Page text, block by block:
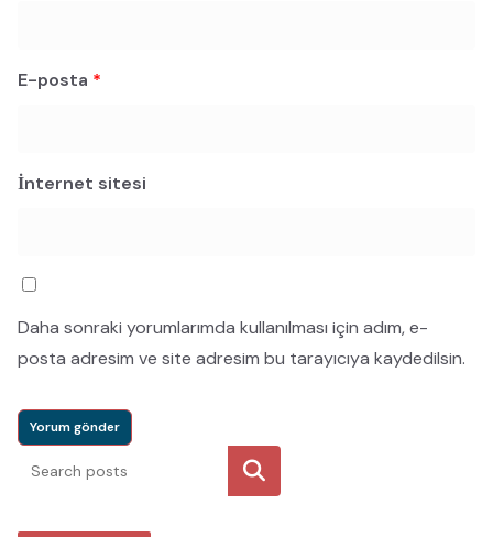
E-posta *
İnternet sitesi
Daha sonraki yorumlarımda kullanılması için adım, e-
posta adresim ve site adresim bu tarayıcıya kaydedilsin.
Ara